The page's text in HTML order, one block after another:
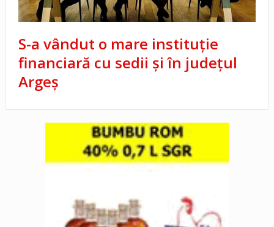
S-a vândut o mare instituție
financiară cu sedii și în județul
Argeș